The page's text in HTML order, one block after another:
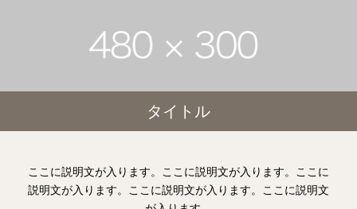
タイトル
ここに説明文が入ります。ここに説明文が入ります。ここに
説明文が入ります。ここに説明文が入ります。ここに説明文